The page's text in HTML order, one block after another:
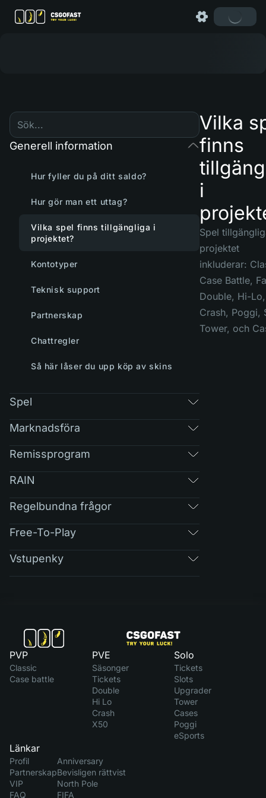
Generell information
Hur fyller du på ditt saldo?
Hur gör man ett uttag?
Vilka spel finns tillgängliga i
projektet?
Kontotyper
Teknisk support
Partnerskap
Chattregler
Så här låser du upp köp av skins
Spel
Marknadsföra
Remissprogram
RAIN
Regelbundna frågor
Free-To-Play
Vstupenky
Vilka
finns
i
Spel
projektet
inkluderar:
Case Battle,
Double, Hi-
Crash, Poggi,
Tower, och
PVP
Classic
Case battle
PVE
Säsonger
Tickets
Double
Hi Lo
Crash
X50
Solo
Tickets
Slots
Upgrader
Tower
Cases
Poggi
eSports
Länkar
Profil
Partnerskap
VIP
FAQ
Anniversary
Bevisligen rättvist
North Pole
FIFA